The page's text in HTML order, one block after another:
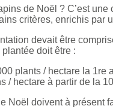
de Noël ? C’est
critères, enrichis par
devait être
doit être :
plants / hectare la 1re
/ hectare à partir de la
Noël doivent à présent